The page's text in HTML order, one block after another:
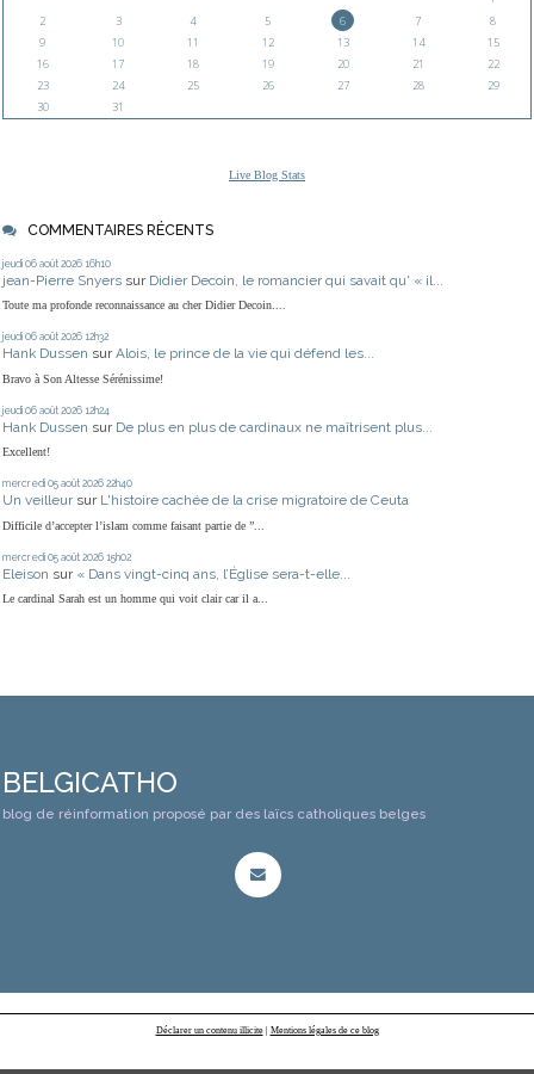
2
3 4 5 6 7
8
9
10 11 12 13 14
15
16
17 18 19 20 21
22
23
24 25 26 27 28
29
30
31
Live Blog Stats
COMMENTAIRES RÉCENTS
jeudi 06 août 2026 16h10
jean-Pierre Snyers sur Didier Decoin, le romancier qui savait qu' « il...
Toute ma profonde reconnaissance au cher Didier Decoin....
jeudi 06 août 2026 12h32
Hank Dussen sur Alois, le prince de la vie qui défend les...
Bravo à Son Altesse Sérénissime!
jeudi 06 août 2026 12h24
Hank Dussen sur De plus en plus de cardinaux ne maîtrisent plus...
Excellent!
mercredi 05 août 2026 22h40
Un veilleur sur L'histoire cachée de la crise migratoire de Ceuta
Difficile d’accepter l’islam comme faisant partie de ”...
mercredi 05 août 2026 15h02
Eleison sur « Dans vingt-cinq ans, l’Église sera-t-elle...
Le cardinal Sarah est un homme qui voit clair car il a...
BELGICATHO
blog de réinformation proposé par des laïcs catholiques belges
Déclarer un contenu illicite| Mentions légales de ce blog